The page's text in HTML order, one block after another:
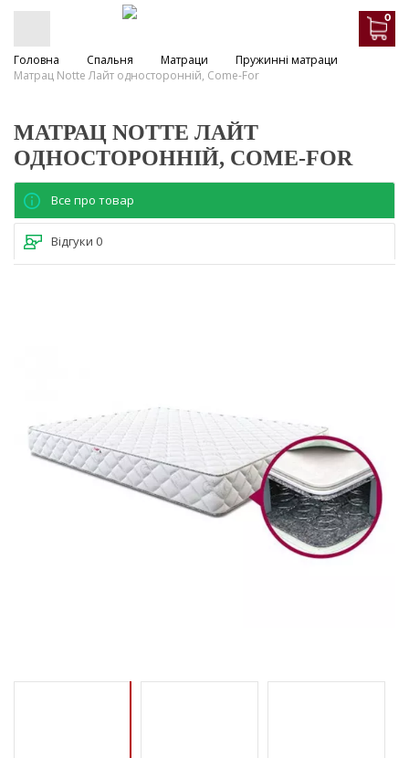
0
Головна Спальня Матраци
Пружинні матраци
Матрац Notte Лайт односторонній, Come-For
МАТРАЦ NOTTE ЛАЙТ
ОДНОСТОРОННІЙ, COME-FOR
Все про товар
Відгуки 0